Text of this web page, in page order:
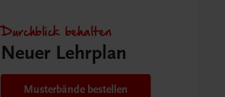
Durchblick behalten
Neuer Lehrplan
Musterbände bestellen